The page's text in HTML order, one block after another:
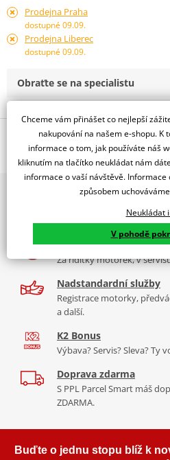
Prodejna Praha
dostupné 09.09.
Prodejna Liberec
dostupné 09.09.
Obraťte se na specialistu
Popis a parametry
Jsme autorizovaný
dealer značky EK + SUPERSPROX
Řetězová sada - Řetěz EK, řada
kroužkem. Ocelové kolečko a rozeta
Řetěz 525 ZVX3
trhem je tenhle nejtužší, nejlehčí
těsněním (NX kroužek). Tudíž i
Yamaha MT 10.
To nejlepší, co si můžete koupit na
nejdéle vydrží, a je i většinou
2x multibrand
9 značek motocyklů,
díly, to vše v Praze a Liberci
Více než 30 let
Za řídítky motorek, v
Nadstandardní služby
Registrace motorky,
a další.
K2 Bonus
Výbava? Servis? Sleva? Ty
Doprava zdarma
S PPL Parcel Smart máš
ZDARMA.
Buďte o jednu stopu blíž k
Chceme vám přinášet co nejlepší
nakupování na našem e-shopu.
informace o tom, jak používáte náš
kliknutím na tlačítko neukládat nám
informace o vaší návštěvě.
způsobem uchováváme
Neukládat
V pohodě